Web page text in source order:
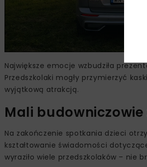
Największe emocje wzbudziła
Przedszkolaki mogły przymierzyć
wyjątkową atrakcją.
Mali
Na zakończenie spotkania dzieci
kształtowanie świadomości
wyraziło wiele przedszkolaków – nie